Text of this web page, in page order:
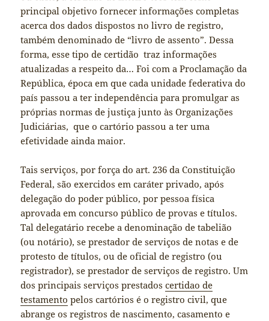
principal objetivo fornecer informações completas
acerca dos dados dispostos no livro de registro,
também denominado de “livro de assento”. Dessa
forma, esse tipo de certidão traz informações
atualizadas a respeito da… Foi com a Proclamação da
República, época em que cada unidade federativa do
país passou a ter independência para promulgar as
próprias normas de justiça junto às Organizações
Judiciárias, que o cartório passou a ter uma
efetividade ainda maior.
Tais serviços, por força do art. 236 da Constituição
Federal, são exercidos em caráter privado, após
delegação do poder público, por pessoa física
aprovada em concurso público de provas e títulos.
Tal delegatário recebe a denominação de tabelião
(ou notário), se prestador de serviços de notas e de
protesto de títulos, ou de oficial de registro (ou
registrador), se prestador de serviços de registro. Um
dos principais serviços prestadoscertidao de
testamento pelos cartórios é o registro civil, que
abrange os registros de nascimento, casamento e